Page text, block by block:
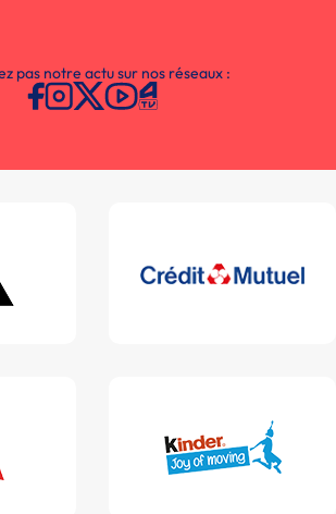
pas notre actu sur nos réseaux :